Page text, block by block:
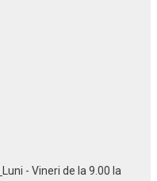
Luni - Vineri de la 9.00 la